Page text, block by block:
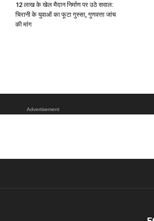
12 लाख के खेल मैदान निर्माण पर उठे सवाल:
चिरानी के युवाओं का फूटा गुस्सा, गुणवत्ता जांच
की मांग
Advertisement